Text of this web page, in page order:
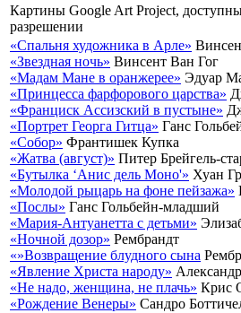
Картины Google Art Project,
разрешении
«Спальня художника в Арле»
«Звездная ночь» Винсент Ван Гог
«Мадам Мане в оранжерее» Эдуар
«Принцесса фарфорового царства»
«Франциск Ассизский в пустыне»
«Портрет Георга Гитца» Ганс
«Собор» Франтишек Купка
«Жатва (август)» Питер Брейгель-
«Бутылка ‘Анис дель Моно'» Хуан
«Молодой рыцарь на фоне пейзажа»
«Послы» Ганс Гольбейн-младший
«Мария-Антуанетта с детьми»
«Ночной дозор» Рембрандт
«»Возвращение блудного сына
«Явление Христа народу»
«Не надо, женщина, не плачь» Крис
«Рождение Венеры» Сандро